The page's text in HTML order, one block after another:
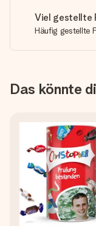
Viel gestellte
Häufig gestellte
Das könnte